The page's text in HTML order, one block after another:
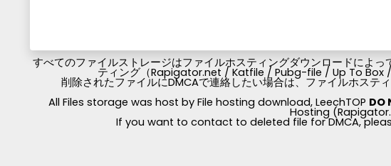
すべてのファイルストレージはファイルホスティングダウンロードによ
ティング（Rapigator.net / Katfile / Pubg-file / Up To Box /
削除されたファイルにDMCAで連絡したい場合は、ファイルホステ
All Files storage was host by File hosting download, LeechTOP DO
Hosting
If you want to contact to deleted file for DMCA,